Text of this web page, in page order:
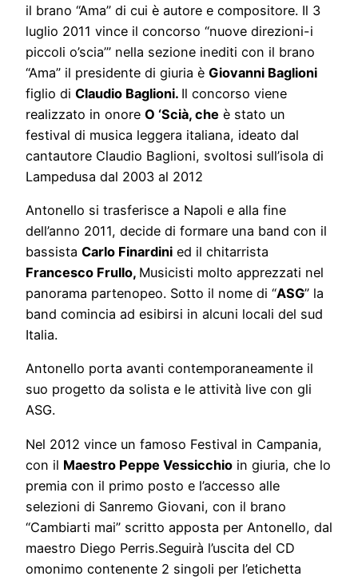
il brano “Ama” di cui è autore e compositore. Il 3
luglio 2011 vince il concorso “nuove direzioni-i
piccoli o’scia’” nella sezione inediti con il brano
“Ama” il presidente di giuria è Giovanni Baglioni
figlio di Claudio Baglioni. Il concorso viene
realizzato in onore O ‘Scià, che è stato un
festival di musica leggera italiana, ideato dal
cantautore Claudio Baglioni, svoltosi sull’isola di
Lampedusa dal 2003 al 2012
Antonello si trasferisce a Napoli e alla fine
dell’anno 2011, decide di formare una band con il
bassista Carlo Finardini ed il chitarrista
Francesco Frullo, Musicisti molto apprezzati nel
panorama partenopeo. Sotto il nome di “ASG” la
band comincia ad esibirsi in alcuni locali del sud
Italia.
Antonello porta avanti contemporaneamente il
suo progetto da solista e le attività live con gli
ASG.
Nel 2012 vince un famoso Festival in Campania,
con il Maestro Peppe Vessicchio in giuria, che lo
premia con il primo posto e l’accesso alle
selezioni di Sanremo Giovani, con il brano
“Cambiarti mai” scritto apposta per Antonello, dal
maestro Diego Perris.Seguirà l’uscita del CD
omonimo contenente 2 singoli per l’etichetta